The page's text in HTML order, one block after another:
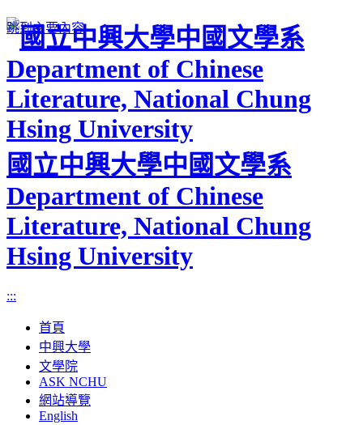
跳到主要內容
國立中興大學中國文學系
Department of Chinese
Literature, National Chung
Hsing University
:::
首頁
中興大學
文學院
ASK NCHU
網站導覽
English